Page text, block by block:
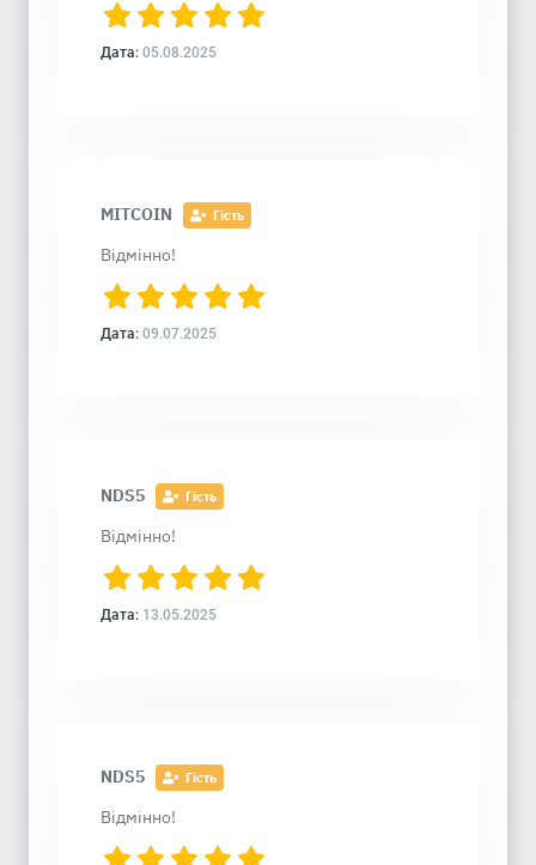
Дата: 05.08.2025
MITCOIN Гість
Відмінно!
Дата: 09.07.2025
NDS5 Гість
Відмінно!
Дата: 13.05.2025
NDS5 Гість
Відмінно!